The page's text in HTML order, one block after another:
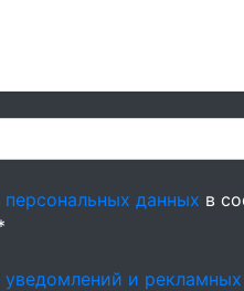
персональных данных в
уведомлений и